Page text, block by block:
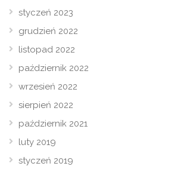
styczeń 2023
grudzień 2022
listopad 2022
październik 2022
wrzesień 2022
sierpień 2022
październik 2021
luty 2019
styczeń 2019